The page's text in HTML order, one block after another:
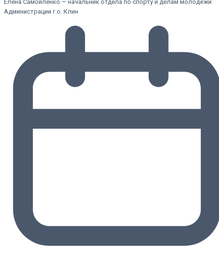
Елена Самойленко — начальник отдела по спорту и делам молодежи
Администрации г.о. Клин